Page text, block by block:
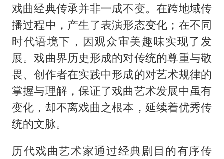
戏曲经典传承并非一成不变。在跨地域传
播过程中，产生了表演形态变化；在不同
时代语境下，因观众审美趣味实现了发
展。戏曲界历史形成的对传统的尊重与敬
畏、创作者在实践中形成的对艺术规律的
掌握与理解，保证了戏曲艺术发展中虽有
变化，却不离戏曲之根本，延续着优秀传
统的文脉。
历代戏曲艺术家通过经典剧目的有序传